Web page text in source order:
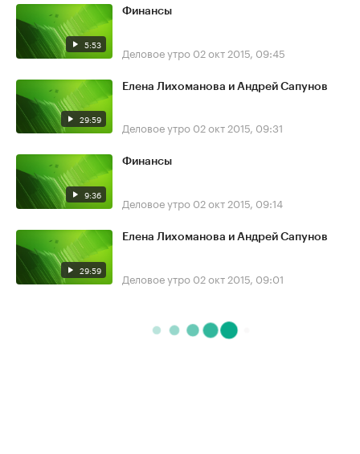
5:53
Финансы
Деловое утро 02 окт 2015, 09:45
29:59
Елена Лихоманова и Андрей Сапунов
Деловое утро 02 окт 2015, 09:31
9:36
Финансы
Деловое утро 02 окт 2015, 09:14
29:59
Елена Лихоманова и Андрей Сапунов
Деловое утро 02 окт 2015, 09:01